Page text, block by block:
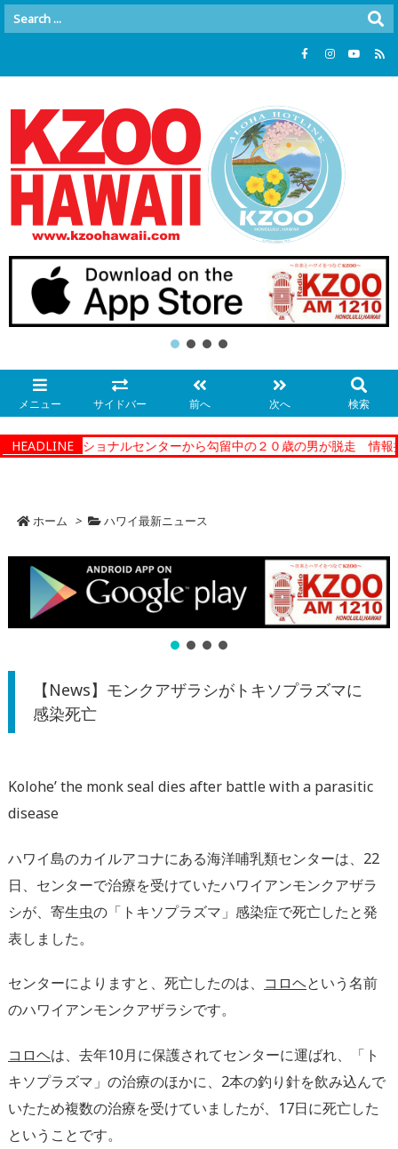
メニュー サイドバー 前へ 次へ 検索
HEADLINE
ィーコレクショナルセンターから勾留中の２０歳の男が脱走 情報提
ホーム > ハワイ最新ニュース
【News】モンクアザラシがトキソプラズマに
感染死亡
Kolohe’ the monk seal dies after battle with a parasitic
disease
ハワイ島のカイルアコナにある海洋哺乳類センターは、22
日、センターで治療を受けていたハワイアンモンクアザラ
シが、寄生虫の「トキソプラズマ」感染症で死亡したと発
表しました。
センターによりますと、死亡したのは、 コロヘという名前
のハワイアンモンクアザラシです。
コロヘは、去年10月に保護されてセンターに運ばれ、「ト
キソプラズマ」の治療のほかに、2本の釣り針を飲み込んで
いたため複数の治療を受けていましたが、17日に死亡した
ということです。